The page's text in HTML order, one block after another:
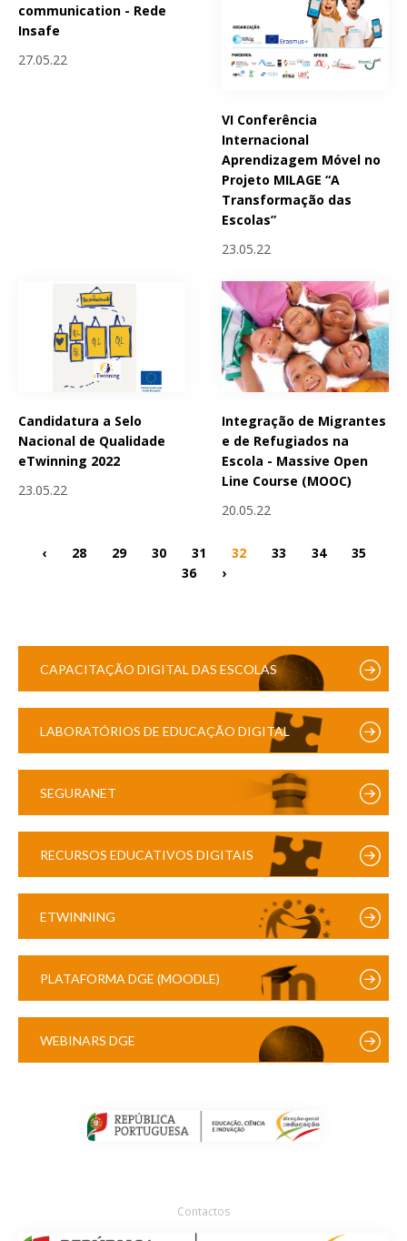
communication - Rede
Insafe
27.05.22
VI Conferência
Internacional
Aprendizagem Móvel no
Projeto MILAGE “A
Transformação das
Escolas”
23.05.22
Candidatura a Selo
Nacional de Qualidade
eTwinning 2022
23.05.22
Integração de Migrantes
e de Refugiados na
Escola - Massive Open
Line Course (MOOC)
20.05.22
‹ 28 29 30 31 32 33 34
35
36
›
CAPACITAÇÃO DIGITAL DAS ESCOLAS
LABORATÓRIOS DE EDUCAÇÃO DIGITAL
SEGURANET
RECURSOS EDUCATIVOS DIGITAIS
ETWINNING
PLATAFORMA DGE (MOODLE)
WEBINARS DGE
Contactos